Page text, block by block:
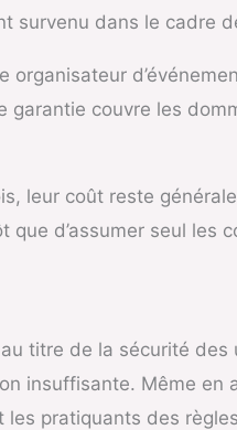
survenu dans le cadre
couvre les
leur coût reste
d’assumer seul les
titre de la sécurité
insuffisante. Même en
pratiquants des